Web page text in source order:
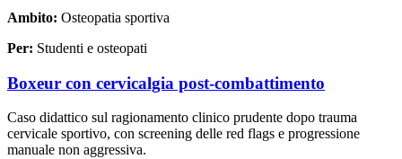
Ambito: Osteopatia sportiva
Per: Studenti e osteopati
Boxeur con cervicalgia post-combattimento
Caso didattico sul ragionamento clinico prudente dopo trauma
cervicale sportivo, con screening delle red flags e progressione
manuale non aggressiva.